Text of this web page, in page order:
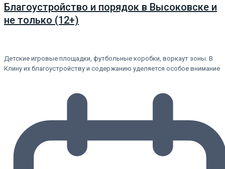
Благоустройство и порядок в Высоковске и
не только (12+)
Детские игровые площадки, футбольные коробки, воркаут зоны. В
Клину их благоустройству и содержанию уделяется особое внимание